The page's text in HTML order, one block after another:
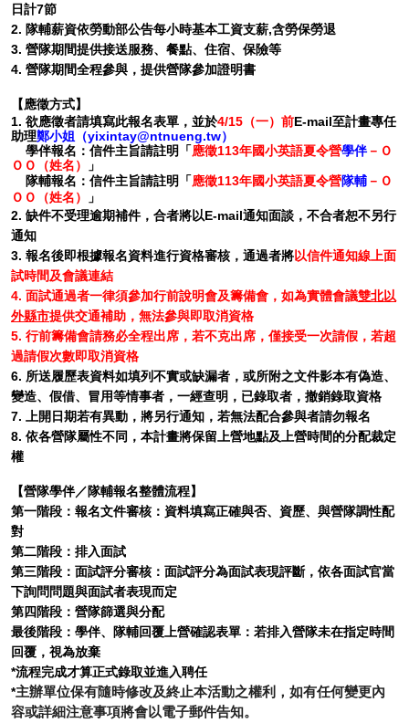
日計7節
2. 隊輔薪資依勞動部公告每小時基本工資支薪,含勞保勞退
3. 營隊期間提供接送服務、餐點、住宿、保險等
4. 營隊期間全程參與，提供營隊參加證明書
【應徵方式】
1. 欲應徵者請填寫此報名表單，並於4/15（一）前E-mail至計畫專任
助理鄭小姐（yixintay@ntnueng.tw）
學伴報名：信件主旨請註明「應徵113年國小英語夏令營學伴－Ｏ
ＯＯ（姓名）
」
隊輔報名：信件主旨請註明「應徵113年國小英語夏令營隊輔 －Ｏ
ＯＯ（姓名）
」
2. 缺件不受理逾期補件，合者將以E-mail通知面談，不合者恕不另行
通知
3. 報名後即根據報名資料進行資格審核，通過者將以信件通知線上面
試時間及會議連結
4. 面試通過者一律須參加行前說明會及籌備會，如為實體會議雙北以
外縣市提供交通補助，無法參與即取消資格
5. 行前籌備會請務必全程出席，若不克出席，僅接受一次請假，若超
過請假次數即取消資格
6. 所送履歷表資料如填列不實或缺漏者，或所附之文件影本有偽造、
變造、假借、冒用等情事者，一經查明，已錄取者，撤銷錄取資格
7. 上開日期若有異動，將另行通知，若無法配合參與者請勿報名
8. 依各營隊屬性不同，本計畫將保留上營地點及上營時間的分配裁定
權
【營隊學伴／隊輔報名整體流程】
第一階段：報名文件審核：資料填寫正確與否、資歷、與營隊調性配
對
第二階段：排入面試
第三階段：面試評分審核：面試評分為面試表現評斷，依各面試官當
下詢問問題與面試者表現而定
第四階段：營隊篩選與分配
最後階段：學伴、隊輔回覆上營確認表單：若排入營隊未在指定時間
回覆，視為放棄
*流程完成才算正式錄取並進入聘任
*主辦單位保有隨時修改及終止本活動之權利，如有任何變更內
容或詳細注意事項將會以電子郵件告知。